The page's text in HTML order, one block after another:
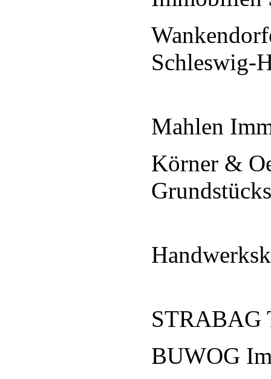
Schleswig-
Mahlen
Körner &
STRABAG
BUWOG